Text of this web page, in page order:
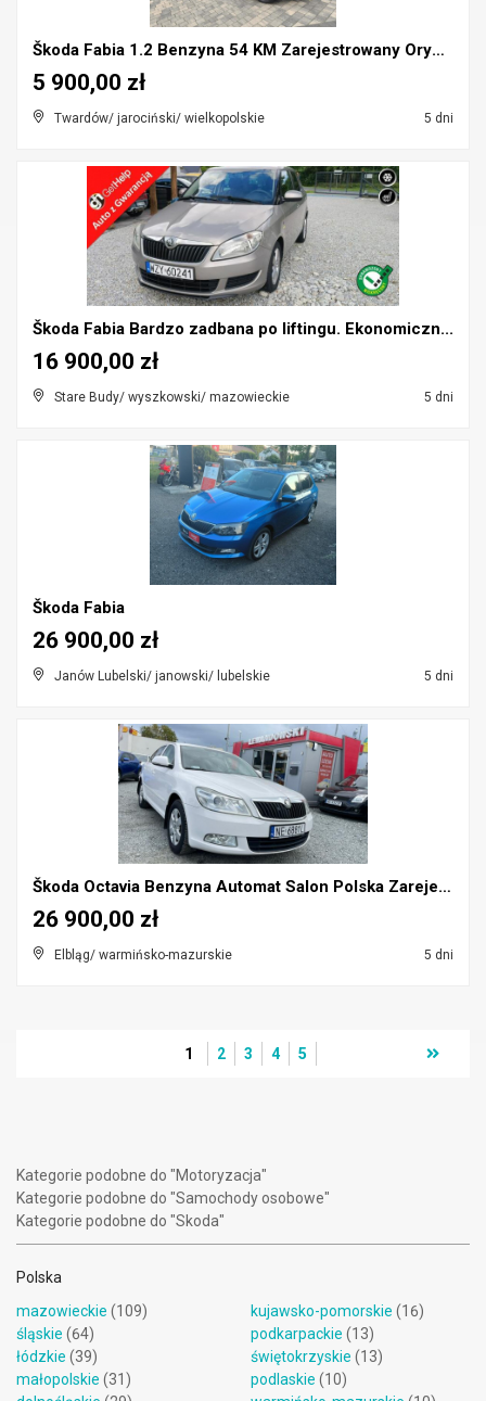
Škoda Fabia 1.2 Benzyna 54 KM Zarejestrowany Orygi...
Twardów/ jarociński/ wielkopolskie 5 dni
5 900,00 zł
Škoda Fabia Bardzo zadbana po liftingu. Ekonomiczn...
Stare Budy/ wyszkowski/ mazowieckie 5 dni
16 900,00 zł
Škoda Fabia
Janów Lubelski/ janowski/ lubelskie 5 dni
26 900,00 zł
Škoda Octavia Benzyna Automat Salon Polska Zarejes...
Elbląg/ warmińsko-mazurskie 5 dni
26 900,00 zł
1 2 3 4 5
Kategorie podobne do "Motoryzacja"
Kategorie podobne do "Samochody osobowe"
Kategorie podobne do "Skoda"
Polska
mazowieckie (109)
śląskie (64)
łódzkie (39)
małopolskie (31)
kujawsko-pomorskie (16)
podkarpackie (13)
świętokrzyskie (13)
podlaskie (10)